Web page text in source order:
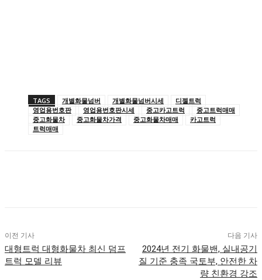
TAGS 개별화물넘버 개별화물넘버시세
디젤트럭
영업용번호판
영업용번호판시세 중고카고트럭
중고트럭매매
중고화물차
중고화물차가격 중고화물차매매
카고트럭
트럭매매
이전 기사
대형트럭 대형화물차 최신 덤프
트럭 모델 리뷰
다음 기사
2024년 전기 화물밴, 실내공기
질 기준 충족 국토부, 안전한 차
량 친환경 강조